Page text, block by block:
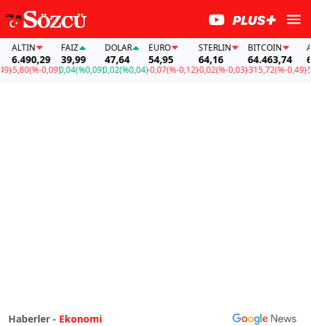
(%-0,09)
FAİZ
39,99
0,04(%0,09)
DOLAR
47,64
0,02(%0,04)
EURO
54,95
-0,07(%-0,12)
STERLIN
64,16
-0,02(%-0,03)
BITCOIN
64.463,74
-315,72(%-0,49)-5,80
Haberler - Ekonomi